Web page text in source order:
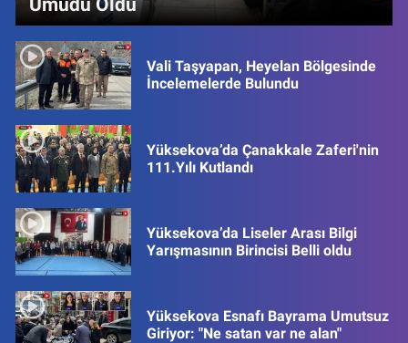
Umudu Oldu
Vali Taşyapan, Heyelan Bölgesinde
İncelemelerde Bulundu
Yüksekova’da Çanakkale Zaferi'nin
111.Yılı Kutlandı
Yüksekova’da Liseler Arası Bilgi
Yarışmasının Birincisi Belli oldu
Yüksekova Esnafı Bayrama Umutsuz
Giriyor: "Ne satan var ne alan"